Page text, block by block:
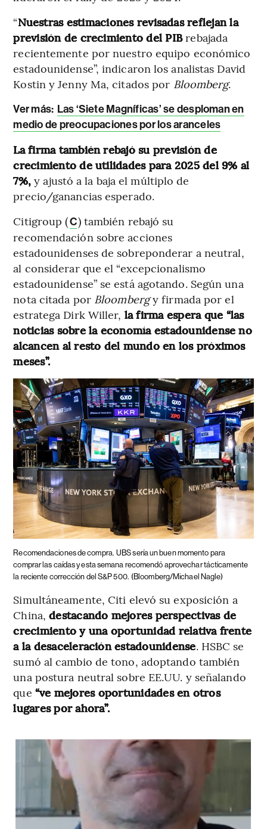
“Nuestras estimaciones revisadas reflejan la
previsión de crecimiento del PIBrebajada
recientemente por nuestro equipo económico
estadounidense”, indicaron los analistas David
Kostin y Jenny Ma, citados por Bloomberg.
Ver más: Las ‘Siete Magníficas’ se desploman en
medio de preocupaciones por los aranceles
La firma también rebajó su previsión de
crecimiento de utilidades para 2025 del 9% al
7%, y ajustó a la baja el múltiplo de
precio/ganancias esperado.
Citigroup (C) también rebajó su
recomendación sobre acciones
estadounidenses de sobreponderar a neutral,
al considerar que el “excepcionalismo
estadounidense” se está agotando. Según una
nota citada por Bloombergy firmada por el
estratega Dirk Willer, la firma espera que “las
noticias sobre la economía estadounidense no
alcancen al resto del mundo en los próximos
meses”.
Recomendaciones de compra. UBS sería un buen momento para
comprar las caídas y esta semana recomendó aprovechar tácticamente
la reciente corrección del S&P 500. (Bloomberg/Michael Nagle)
Simultáneamente, Citi elevó su exposición a
China,destacando mejores perspectivas de
crecimiento y una oportunidad relativa frente
a la desaceleración estadounidense. HSBC se
sumó al cambio de tono, adoptando también
una postura neutral sobre EE.UU. y señalando
que “ve mejores oportunidades en otros
lugares por ahora”.